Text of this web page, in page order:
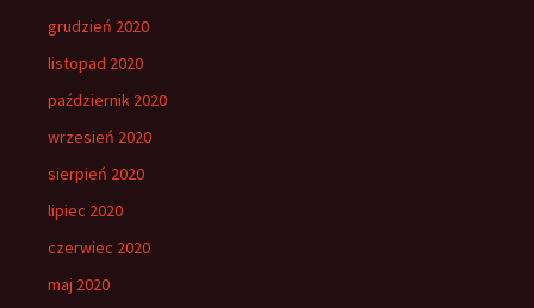
grudzień 2020
listopad 2020
październik 2020
wrzesień 2020
sierpień 2020
lipiec 2020
czerwiec 2020
maj 2020